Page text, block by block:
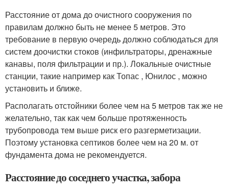
Расстояние от дома до очистного сооружения по
правилам должно быть не менее 5 метров. Это
требование в первую очередь должно соблюдаться для
систем доочистки стоков (инфильтраторы, дренажные
канавы, поля фильтрации и пр.). Локальные очистные
станции, такие например как Топас , Юнилос , можно
установить и ближе.
Располагать отстойники более чем на 5 метров так же не
желательно, так как чем больше протяженность
трубопровода тем выше риск его разгерметизации.
Поэтому установка септиков более чем на 20 м. от
фундамента дома не рекомендуется.
Расстояние до соседнего участка, забора